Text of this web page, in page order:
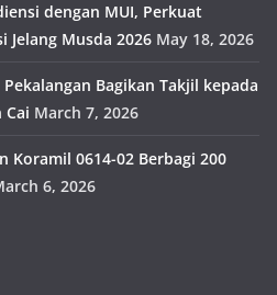
dengan MUI, Perkuat
Musda 2026 May 18, 2026
Pekalangan Bagikan Takjil kepada
Cai March 7, 2026
Koramil 0614-02 Berbagi 200
6, 2026